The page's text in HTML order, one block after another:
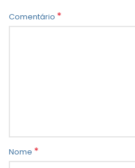
Comentário *
Nome *